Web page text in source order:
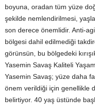
boyuna, oradan tüm yüze
şekilde nemlendirilmesi,
son derece önemlidir. Anti-
bölgesi dahil edilmediği
görünsün, bu bölgedeki
Yasemin Savaş Kaliteli
Yasemin Savaş; yüze daha
önem verildiği için genellikle
belirtiyor. 40 yaş üstünde